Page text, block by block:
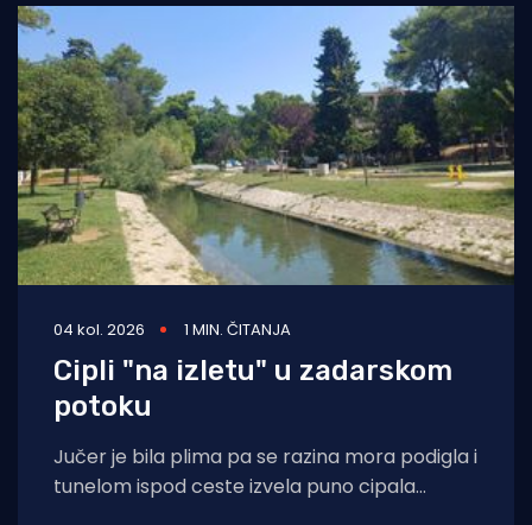
04 kol. 2026 1 MIN. ČITANJA
Cipli "na izletu" u zadarskom
potoku
Jučer je bila plima pa se razina mora podigla i
tunelom ispod ceste izvela puno cipala